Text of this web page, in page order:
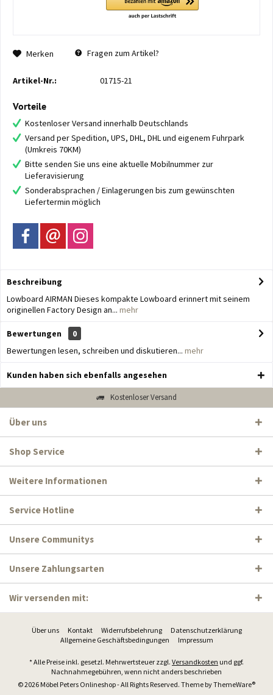
Merken Fragen zum Artikel?
Artikel-Nr.: 01715-21
Vorteile
Kostenloser Versand innerhalb Deutschlands
Versand per Spedition, UPS, DHL, DHL und eigenem Fuhrpark
(Umkreis 70KM)
Bitte senden Sie uns eine aktuelle Mobilnummer zur
Lieferavisierung
Sonderabsprachen / Einlagerungen bis zum gewünschten
Liefertermin möglich
Beschreibung
Lowboard AIRMAN Dieses kompakte Lowboard erinnert mit seinem
originellen Factory Design an... mehr
Bewertungen
0
Bewertungen lesen, schreiben und diskutieren... mehr
Kunden haben sich ebenfalls angesehen
Kostenloser Versand
Über uns
Shop Service
Weitere Informationen
Service Hotline
Unsere Communitys
Unsere Zahlungsarten
Wir versenden mit:
Über uns Kontakt Widerrufsbelehrung
Datenschutzerklärung
Allgemeine Geschäftsbedingungen
Impressum
* Alle Preise inkl. gesetzl. Mehrwertsteuer zzgl. Versandkosten und ggf.
Nachnahmegebühren, wenn nicht anders beschrieben
© 2026 Möbel Peters Onlineshop - All Rights Reserved. Theme byThemeWare®